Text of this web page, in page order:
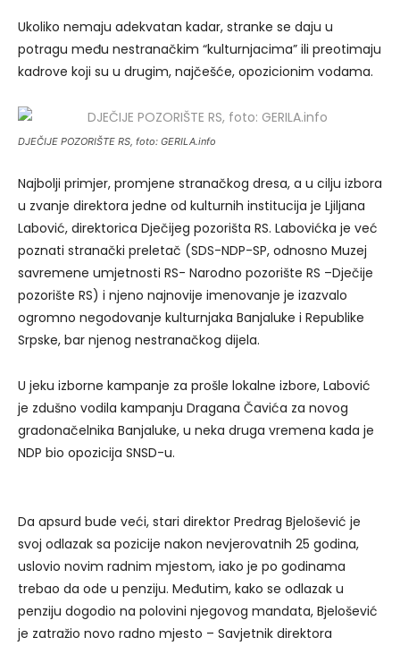
Ukoliko nemaju adekvatan kadar, stranke se daju u
potragu među nestranačkim “kulturnjacima” ili preotimaju
kadrove koji su u drugim, najčešće, opozicionim vodama.
DJEČIJE POZORIŠTE RS, foto: GERILA.info
Najbolji primjer, promjene stranačkog dresa, a u cilju izbora
u zvanje direktora jedne od kulturnih institucija je Ljiljana
Labović, direktorica Dječijeg pozorišta RS. Labovićka je već
poznati stranački preletač (SDS-NDP-SP, odnosno Muzej
savremene umjetnosti RS- Narodno pozorište RS –Dječije
pozorište RS) i njeno najnovije imenovanje je izazvalo
ogromno negodovanje kulturnjaka Banjaluke i Republike
Srpske, bar njenog nestranačkog dijela.
U jeku izborne kampanje za prošle lokalne izbore, Labović
je zdušno vodila kampanju Dragana Čavića za novog
gradonačelnika Banjaluke, u neka druga vremena kada je
NDP bio opozicija SNSD-u.
Da apsurd bude veći, stari direktor Predrag Bjelošević je
svoj odlazak sa pozicije nakon nevjerovatnih 25 godina,
uslovio novim radnim mjestom, iako je po godinama
trebao da ode u penziju. Međutim, kako se odlazak u
penziju dogodio na polovini njegovog mandata, Bjelošević
je zatražio novo radno mjesto – Savjetnik direktora